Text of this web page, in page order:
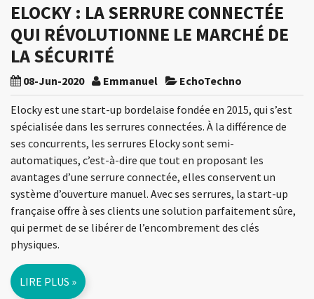
ELOCKY : LA SERRURE CONNECTÉE
QUI RÉVOLUTIONNE LE MARCHÉ DE
LA SÉCURITÉ
08-Jun-2020 Emmanuel EchoTechno
Elocky est une start-up bordelaise fondée en 2015, qui s’est
spécialisée dans les serrures connectées. À la différence de
ses concurrents, les serrures Elocky sont semi-
automatiques, c’est-à-dire que tout en proposant les
avantages d’une serrure connectée, elles conservent un
système d’ouverture manuel. Avec ses serrures, la start-up
française offre à ses clients une solution parfaitement sûre,
qui permet de se libérer de l’encombrement des clés
physiques.
LIRE PLUS »